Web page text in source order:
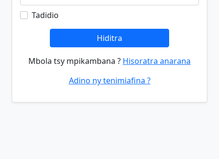
Tadidio
Hiditra
Mbola tsy mpikambana ? Hisoratra anarana
Adino ny tenimiafina ?